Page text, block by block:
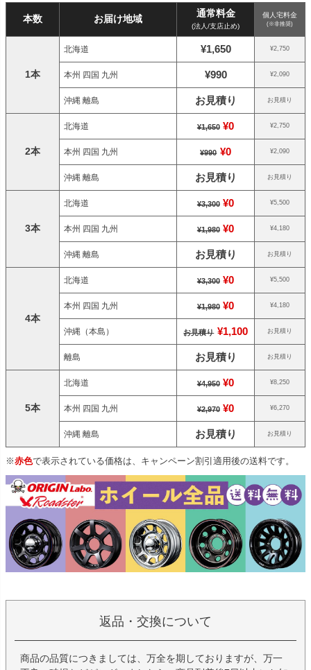
本数 お届け地域 通常料金
(法人/支店止め)
個人宅料金
(※非推奨)
1本
北海道 ¥1,650 ¥2,750
本州 四国 九州 ¥990 ¥2,090
沖縄 離島 お見積り お見積り
2本
北海道 ¥1,650 ¥0 ¥2,750
本州 四国 九州 ¥990 ¥0 ¥2,090
沖縄 離島 お見積り お見積り
3本
北海道 ¥3,300 ¥0 ¥5,500
本州 四国 九州 ¥1,980 ¥0 ¥4,180
沖縄 離島 お見積り お見積り
4本
北海道 ¥3,300 ¥0 ¥5,500
本州 四国 九州 ¥1,980 ¥0 ¥4,180
沖縄（本島） お見積り ¥1,100 お見積り
離島 お見積り お見積り
5本
北海道 ¥4,950 ¥0 ¥8,250
本州 四国 九州 ¥2,970 ¥0 ¥6,270
沖縄 離島 お見積り お見積り
※赤色で表示されている価格は、キャンペーン割引適用後の送料です。
返品・交換について
商品の品質につきましては、万全を期しておりますが、万一